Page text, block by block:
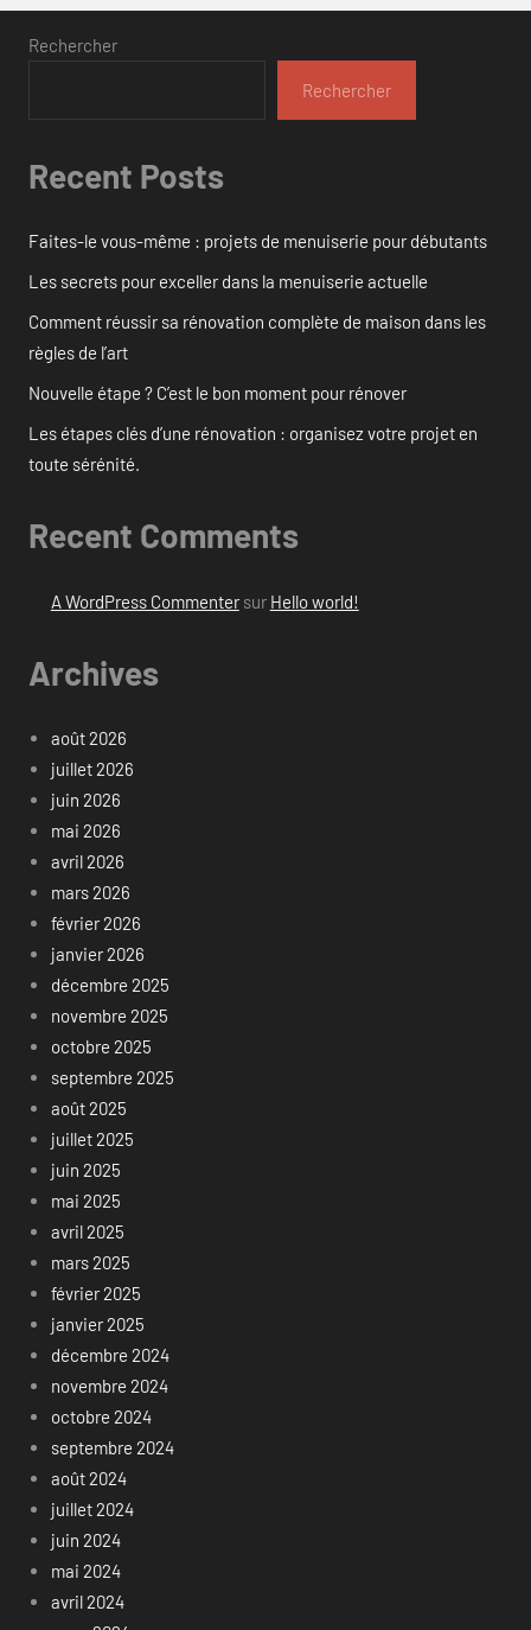
Rechercher
Rechercher
Recent Posts
Faites-le vous-même : projets de menuiserie pour débutants
Les secrets pour exceller dans la menuiserie actuelle
Comment réussir sa rénovation complète de maison dans les
règles de l’art
Nouvelle étape ? C’est le bon moment pour rénover
Les étapes clés d’une rénovation : organisez votre projet en
toute sérénité.
Recent Comments
A WordPress Commentersur Hello world!
Archives
août 2026
juillet 2026
juin 2026
mai 2026
avril 2026
mars 2026
février 2026
janvier 2026
décembre 2025
novembre 2025
octobre 2025
septembre 2025
août 2025
juillet 2025
juin 2025
mai 2025
avril 2025
mars 2025
février 2025
janvier 2025
décembre 2024
novembre 2024
octobre 2024
septembre 2024
août 2024
juillet 2024
juin 2024
mai 2024
avril 2024